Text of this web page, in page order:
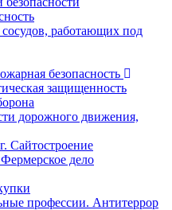
работающих под
безопасность
защищенность
дорожного движения,
Сайтостроение
дело
профессии. Антитеррор